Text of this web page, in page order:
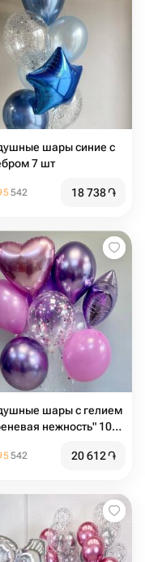
шары синие с
7 шт
542 18 738֏
шары с гелием
нежность" 10
542 20 612֏